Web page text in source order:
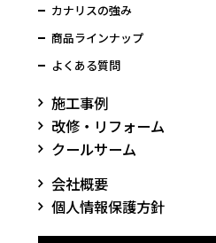
カナリスの強み
商品ラインナップ
よくある質問
施工事例
改修・リフォーム
クールサーム
会社概要
個人情報保護方針